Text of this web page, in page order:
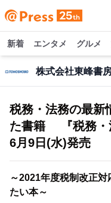
新着 エンタメ グルメ
株式会社東峰書
税務・法務の最新
た書籍 『税務・
6月9日(水)発売
～2021年度税制改正
たい本～